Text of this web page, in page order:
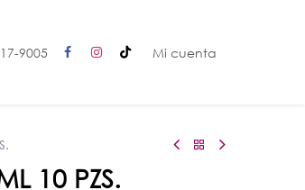
9005 Mi cuenta
10 PZS.